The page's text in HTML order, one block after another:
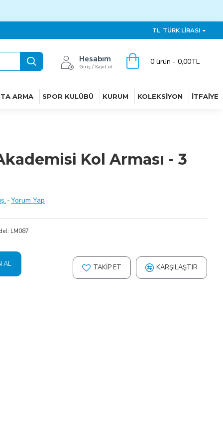
TL TÜRK LIRASI
Hesabım
Giriş / Kayıt ol
0 ürün - 0,00TL
ARMA SPOR KULÜBÜ KURUM KOLEKSIYON İTFAIYE
Kol Arması - 3
-Yorum Yap
LM087
AL TAKIP ET KARŞILAŞTIR